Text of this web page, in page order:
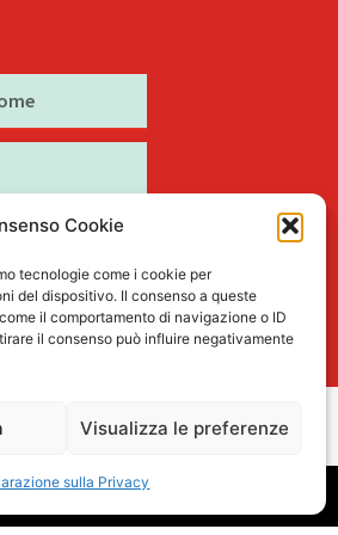
Cookie
tecnologie come i cookie per
del dispositivo. Il consenso a queste
il comportamento di navigazione o ID
il consenso può influire negativamente
Visualizza le preferenze
sulla Privacy
dati personali
a
c
e
n
s
t
i
k
t
P
t